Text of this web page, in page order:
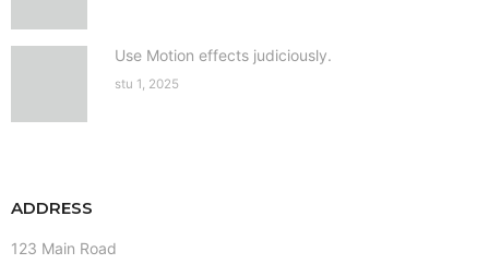
Use Motion effects judiciously.
stu 1, 2025
ADDRESS
123 Main Road